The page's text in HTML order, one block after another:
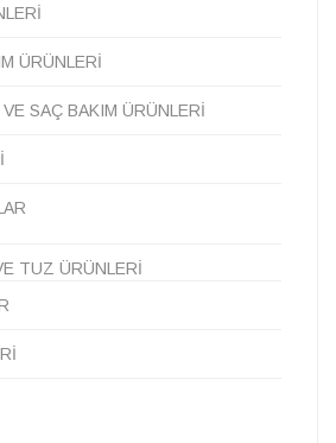
ÜRÜNLERI
SAÇ BAKIM ÜRÜNLERI
TUZ ÜRÜNLERI